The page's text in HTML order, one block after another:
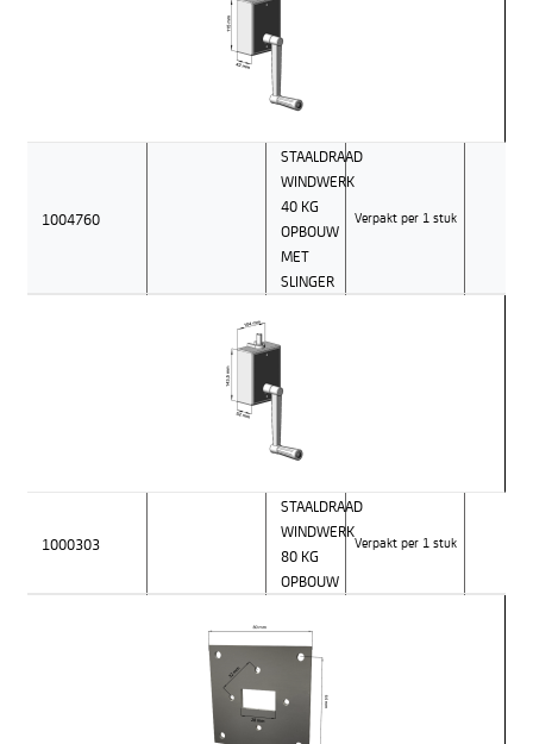
1004760
STAALDRAAD
WINDWERK
40 KG
OPBOUW
MET
SLINGER
Verpakt per 1 stuk
1000303
STAALDRAAD
WINDWERK
80 KG
OPBOUW
Verpakt per 1 stuk